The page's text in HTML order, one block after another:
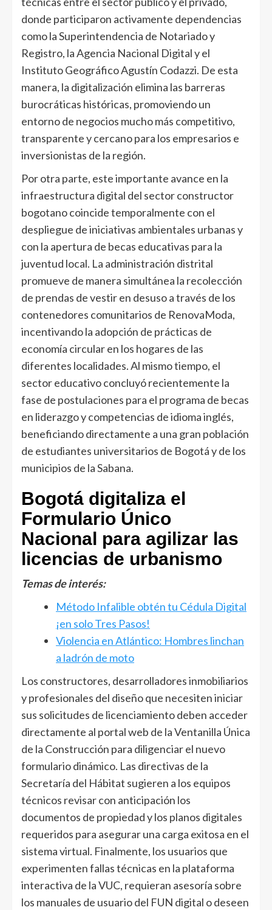
donde participaron activamente dependencias
como la Superintendencia de Notariado y
Registro, la Agencia Nacional Digital y el
Instituto Geográfico Agustín Codazzi. De esta
manera, la digitalización elimina las barreras
burocráticas históricas, promoviendo un
entorno de negocios mucho más competitivo,
transparente y cercano para los empresarios e
inversionistas de la región.
Por otra parte, este importante avance en la
infraestructura digital del sector constructor
bogotano coincide temporalmente con el
despliegue de iniciativas ambientales urbanas y
con la apertura de becas educativas para la
juventud local. La administración distrital
promueve de manera simultánea la recolección
de prendas de vestir en desuso a través de los
contenedores comunitarios de RenovaModa,
incentivando la adopción de prácticas de
economía circular en los hogares de las
diferentes localidades. Al mismo tiempo, el
sector educativo concluyó recientemente la
fase de postulaciones para el programa de becas
en liderazgo y competencias de idioma inglés,
beneficiando directamente a una gran población
de estudiantes universitarios de Bogotá y de los
municipios de la Sabana.
Bogotá digitaliza el
Formulario Único
Nacional para agilizar las
licencias de urbanismo
Temas de interés:
Método Infalible obtén tu Cédula Digital
¡en solo Tres Pasos!
Violencia en Atlántico: Hombres linchan
a ladrón de moto
Los constructores, desarrolladores inmobiliarios
y profesionales del diseño que necesiten iniciar
sus solicitudes de licenciamiento deben acceder
directamente al portal web de la Ventanilla Única
de la Construcción para diligenciar el nuevo
formulario dinámico. Las directivas de la
Secretaría del Hábitat sugieren a los equipos
técnicos revisar con anticipación los
documentos de propiedad y los planos digitales
requeridos para asegurar una carga exitosa en el
sistema virtual. Finalmente, los usuarios que
experimenten fallas técnicas en la plataforma
interactiva de la VUC, requieran asesoría sobre
los manuales de usuario del FUN digital o deseen